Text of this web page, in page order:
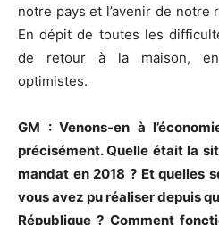
notre pays et l’avenir de notre
En dépit de toutes les
de retour à la maison,
optimistes.
GM : Venons-en à
précisément. Quelle était la
mandat en 2018 ? Et quelles
vous avez pu réaliser depuis
République ? Comment